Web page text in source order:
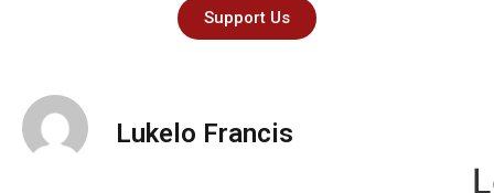
Support Us
Lukelo Francis